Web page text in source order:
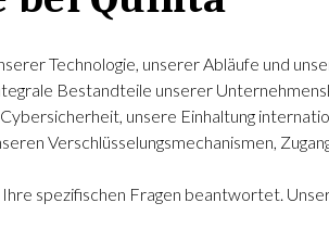
Technologie, unserer Abläufe und
Bestandteile unserer
unsere Einhaltung
Verschlüsselungsmechanismen,
spezifischen Fragen beantwortet.